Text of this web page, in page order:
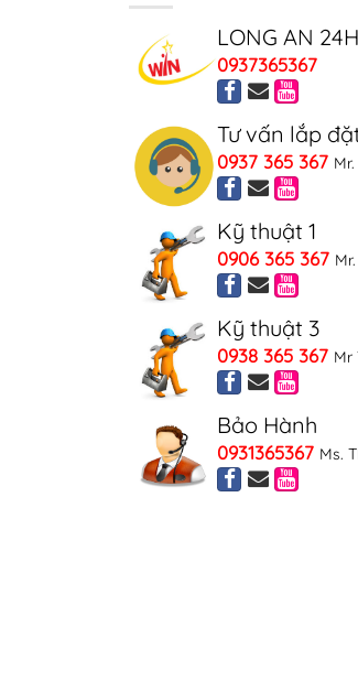
LONG AN 24H
0937365367
Tư vấn lắp
0937 365 367
Kỹ thuật 1
0906 365 367
Kỹ thuật 3
0938 365 367 Mr
Bảo Hành
0931365367 Ms.